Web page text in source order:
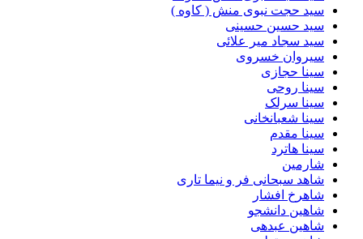
سید حجت نبوی منش ( کاوه )
سید حسین حسینى
سید سجاد میر علائی
سیروان خسروی
سینا حجازی
سینا روحی
سینا سرلک
سینا شعبانخانی
سینا مقدم
سینا هاترد
شارمین
شاهد سبحانی فر و نیما تاری
شاهرخ افشار
شاهین دانشجو
شاهین عبدهی